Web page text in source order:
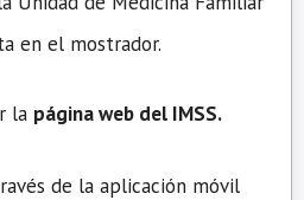
en el mostrador.
la página web del IMSS.
de la aplicación móvil